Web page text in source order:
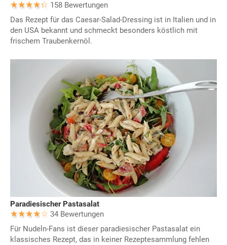
158 Bewertungen
Das Rezept für das Caesar-Salad-Dressing ist in Italien und in
den USA bekannt und schmeckt besonders köstlich mit
frischem Traubenkernöl.
Paradiesischer Pastasalat
34 Bewertungen
Für Nudeln-Fans ist dieser paradiesischer Pastasalat ein
klassisches Rezept, das in keiner Rezeptesammlung fehlen